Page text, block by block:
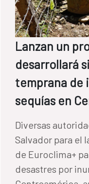
Lanzan un
desarrollará
temprana de
sequías en
Diversas
Salvador para el
de Euroclima+
desastres por